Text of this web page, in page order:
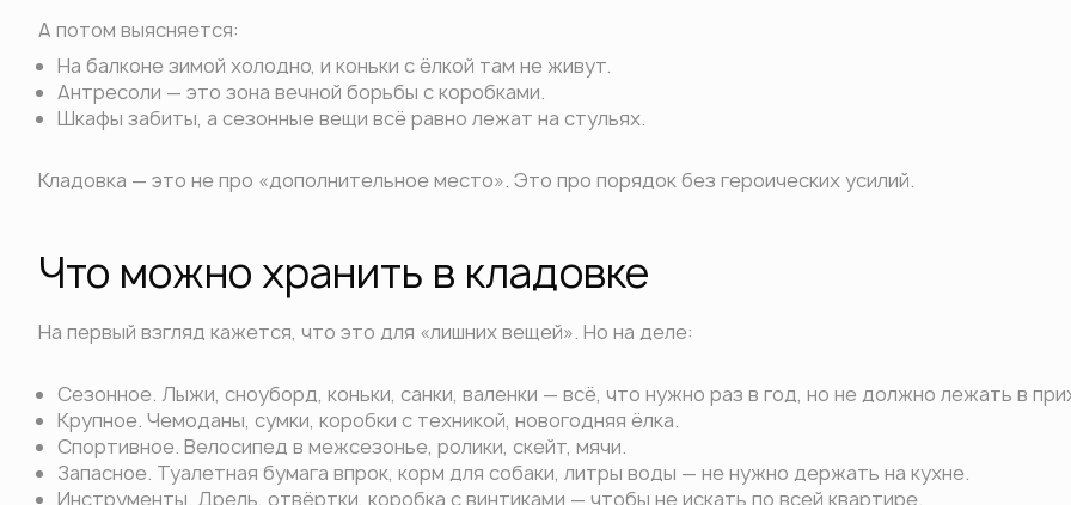
А потом выясняется:
На балконе зимой холодно, и коньки с ёлкой там не живут.
Антресоли — это зона вечной борьбы с коробками.
Шкафы забиты, а сезонные вещи всё равно лежат на стульях.
Кладовка — это не про «дополнительное место». Это про порядок без героических усилий.
Что можно хранить в кладовке
На первый взгляд кажется, что это для «лишних вещей». Но на деле:
Сезонное. Лыжи, сноуборд, коньки, санки, валенки — всё, что нужно раз в год, но не должно лежать в
Крупное. Чемоданы, сумки, коробки с техникой, новогодняя ёлка.
Спортивное. Велосипед в межсезонье, ролики, скейт, мячи.
Запасное. Туалетная бумага впрок, корм для собаки, литры воды — не нужно держать на кухне.
Инструменты. Дрель, отвёртки, коробка с винтиками — чтобы не искать по всей квартире.